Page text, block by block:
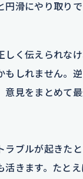
円滑にやり取り
しく伝えられな
もしれません。
意見をまとめて
ラブルが起きた
活きます。たと